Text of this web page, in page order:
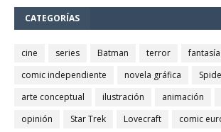
CATEGORÍAS
cine series Batman terror fantasía
comic independiente
novela gráfica
arte conceptual
ilustración animación
opinión
Star Trek Lovecraft comic